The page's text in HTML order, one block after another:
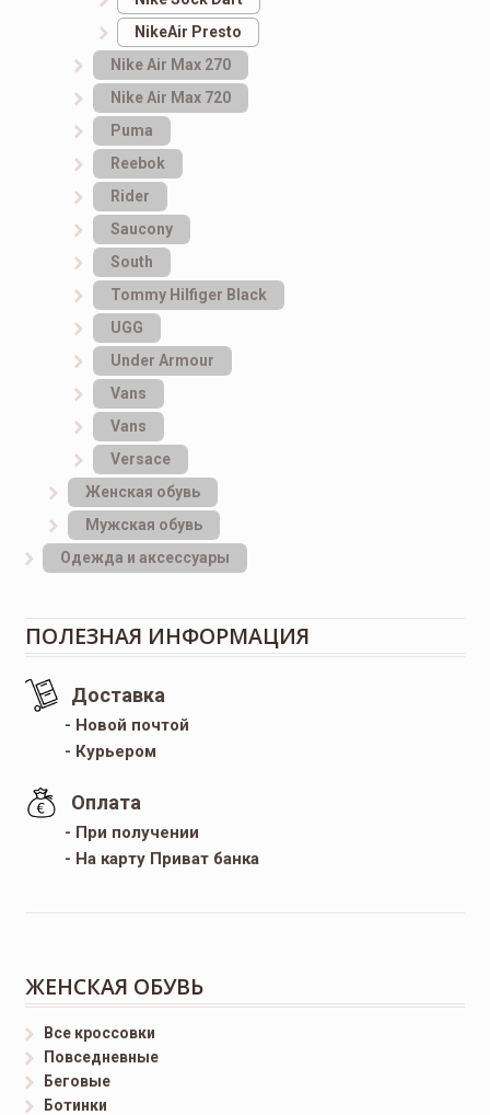
NikeAir Presto
Nike Air Max 270
Nike Air Max 720
Puma
Reebok
Rider
Saucony
South
Tommy Hilfiger Black
UGG
Under Armour
Vans
Vans
Versace
Женская обувь
Мужская обувь
Одежда и аксессуары
ПОЛЕЗНАЯ ИНФОРМАЦИЯ
Доставка
- Новой почтой
- Курьером
Оплата
- При получении
- На карту Приват банка
ЖЕНСКАЯ ОБУВЬ
Все кроссовки
Повседневные
Беговые
Ботинки